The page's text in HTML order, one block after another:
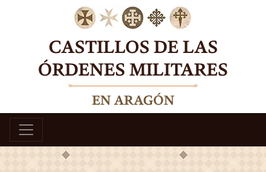
CASTILLOS DE LAS
ÓRDENES MILITARES
EN ARAGÓN